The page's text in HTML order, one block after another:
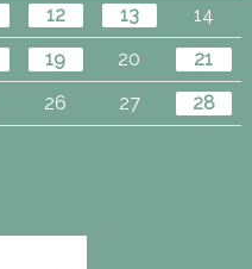
12 13
14
19 20
21
26 27
28